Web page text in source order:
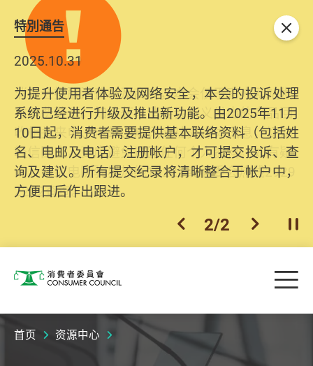
特別通告
2025.10.31
为提升使用者体验及网络安全，本会的投诉处理
系统已经进行升级及推出新功能。由2025年11月
10日起，消费者需要提供基本联络资料（包括姓
名、电邮及电话）注册帐户，才可提交投诉、查
询及建议。所有提交纪录将清晰整合于帐户中，
方便日后作出跟进。
上一个
2/2 下一个开
关闭
消费者委员会 目
首页 资源中心